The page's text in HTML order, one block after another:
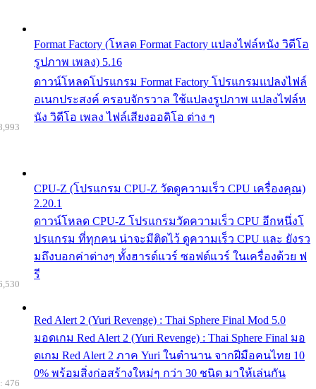
Format Factory (โหลด Format Factory แปลงไฟล์หนัง วิดีโอ
รูปภาพ เพลง) 5.16
ดาวน์โหลดโปรแกรม Format Factory โปรแกรมแปลงไฟล์
อเนกประสงค์ ครอบจักรวาล ใช้แปลงรูปภาพ แปลงไฟล์ห
นัง วิดีโอ เพลง ไฟล์เสียงออดิโอ ต่าง ๆ
CPU-Z (โปรแกรม CPU-Z วัดดูความเร็ว CPU เครื่องคุณ)
2.20.1
ดาวน์โหลด CPU-Z โปรแกรมวัดความเร็ว CPU อีกหนึ่งโ
ปรแกรม ที่ทุกคน น่าจะมีติดไว้ ดูความเร็ว CPU และ ยังรว
มถึงบอกค่าต่างๆ ทั้งฮารด์แวร์ ซอฟต์แวร์ ในเครื่องด้วย ฟ
รี
Red Alert 2 (Yuri Revenge) : Thai Sphere Final Mod 5.0
มอดเกม Red Alert 2 (Yuri Revenge) : Thai Sphere Final มอ
ดเกม Red Alert 2 ภาค Yuri ในตำนาน จากฝีมือคนไทย 10
0% พร้อมสิ่งก่อสร้างใหม่ๆ กว่า 30 ชนิด มาให้เล่นกัน
476